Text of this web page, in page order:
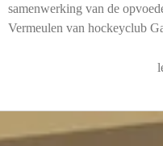
samenwerking van de
Vermeulen van hockeyclub